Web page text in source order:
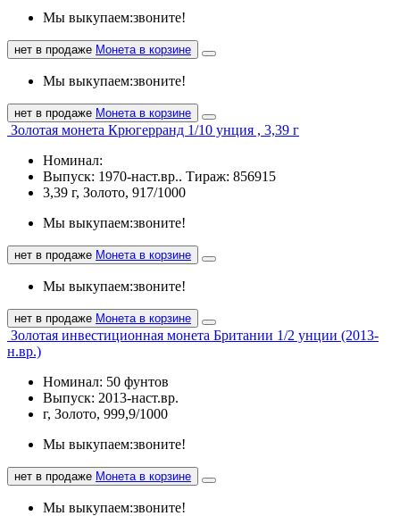
Мы выкупаем:звоните!
нет в продаже Монета в корзине
Мы выкупаем:звоните!
нет в продаже Монета в корзине
Золотая монета Крюгерранд 1/10 унция , 3,39 г
Номинал:
Выпуск: 1970-наст.вр.. Тираж: 856915
3,39 г, Золото, 917/1000
Мы выкупаем:звоните!
нет в продаже Монета в корзине
Мы выкупаем:звоните!
нет в продаже Монета в корзине
Золотая инвестиционная монета Британии 1/2 унции (2013-
н.вр.)
Номинал: 50 фунтов
Выпуск: 2013-наст.вр.
г, Золото, 999,9/1000
Мы выкупаем:звоните!
нет в продаже Монета в корзине
Мы выкупаем:звоните!